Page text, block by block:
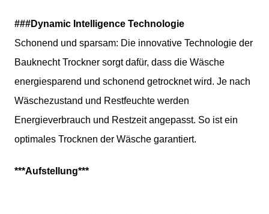
###Dynamic Intelligence Technologie
Schonend und sparsam: Die innovative Technologie der
Bauknecht Trockner sorgt dafür, dass die Wäsche
energiesparend und schonend getrocknet wird. Je nach
Wäschezustand und Restfeuchte werden
Energieverbrauch und Restzeit angepasst. So ist ein
optimales Trocknen der Wäsche garantiert.
***Aufstellung***